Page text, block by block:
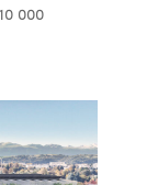
000